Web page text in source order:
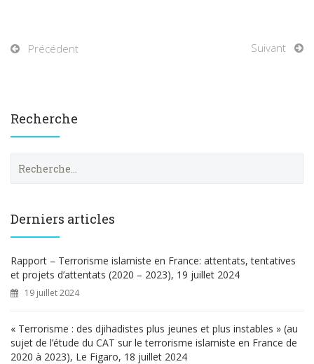
Précédent Suivant
Recherche
e
h
e
r
Derniers articles
Rapport – Terrorisme islamiste en France: attentats, tentatives
et projets d’attentats (2020 – 2023), 19 juillet 2024
19 juillet 2024
« Terrorisme : des djihadistes plus jeunes et plus instables » (au
sujet de l’étude du CAT sur le terrorisme islamiste en France de
2020 à 2023), Le Figaro, 18 juillet 2024